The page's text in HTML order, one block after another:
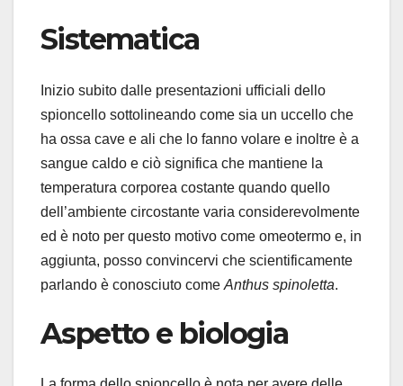
Sistematica
Inizio subito dalle presentazioni ufficiali dello
spioncello sottolineando come sia un uccello che
ha ossa cave e ali che lo fanno volare e inoltre è a
sangue caldo e ciò significa che mantiene la
temperatura corporea costante quando quello
dell’ambiente circostante varia considerevolmente
ed è noto per questo motivo come omeotermo e, in
aggiunta, posso convincervi che scientificamente
parlando è conosciuto come Anthus spinoletta.
Aspetto e biologia